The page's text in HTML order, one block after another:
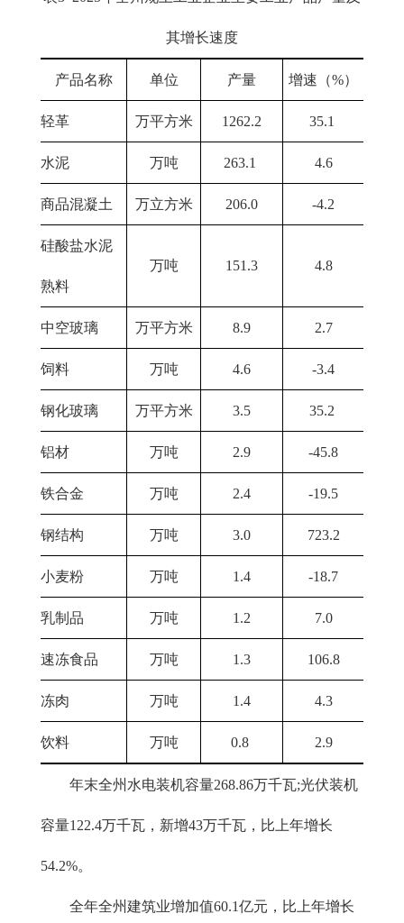
其增长速度
产品名称 单位 产量 增速（%）
轻革 万平方米 1262.2 35.1
水泥 万吨 263.1 4.6
商品混凝土 万立方米 206.0 -4.2
硅酸盐水泥
熟料
万吨 151.3 4.8
中空玻璃 万平方米 8.9 2.7
饲料 万吨 4.6 -3.4
钢化玻璃 万平方米 3.5 35.2
铝材 万吨 2.9 -45.8
铁合金 万吨 2.4 -19.5
钢结构 万吨 3.0 723.2
小麦粉 万吨 1.4 -18.7
乳制品 万吨 1.2 7.0
速冻食品 万吨 1.3 106.8
冻肉 万吨 1.4 4.3
饮料 万吨 0.8 2.9
年末全州水电装机容量268.86万千瓦;光伏装机
容量122.4万千瓦，新增43万千瓦，比上年增长
54.2%。
全年全州建筑业增加值60.1亿元，比上年增长